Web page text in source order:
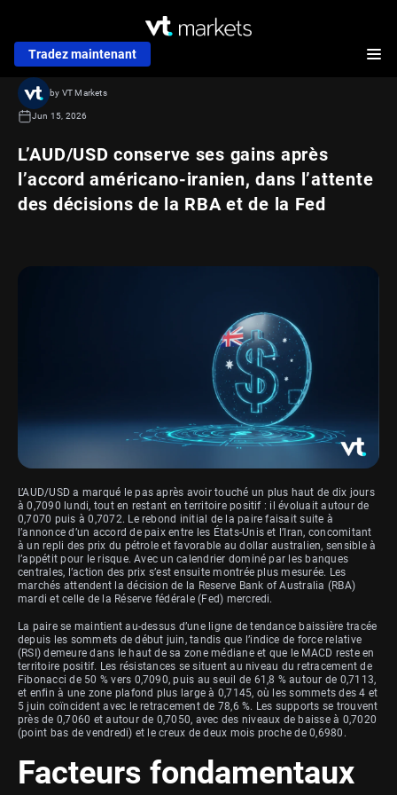
Tradez maintenant
L’AUD/USD conserve ses gains après
l’accord américano-iranien, dans l’attente
des décisions de la RBA et de la Fed
by VT Markets
Jun 15, 2026
L’AUD/USD a marqué le pas après avoir touché un plus haut de dix jours
à 0,7090 lundi, tout en restant en territoire positif : il évoluait autour de
0,7070 puis à 0,7072. Le rebond initial de la paire faisait suite à
l’annonce d’un accord de paix entre les États-Unis et l’Iran, concomitant
à un repli des prix du pétrole et favorable au dollar australien, sensible à
l’appétit pour le risque. Avec un calendrier dominé par les banques
centrales, l’action des prix s’est ensuite montrée plus mesurée. Les
marchés attendent la décision de la Reserve Bank of Australia (RBA)
mardi et celle de la Réserve fédérale (Fed) mercredi.
La paire se maintient au-dessus d’une ligne de tendance baissière tracée
depuis les sommets de début juin, tandis que l’indice de force relative
(RSI) demeure dans le haut de sa zone médiane et que le MACD reste en
territoire positif. Les résistances se situent au niveau du retracement de
Fibonacci de 50 % vers 0,7090, puis au seuil de 61,8 % autour de 0,7113,
et enfin à une zone plafond plus large à 0,7145, où les sommets des 4 et
5 juin coïncident avec le retracement de 78,6 %. Les supports se trouvent
près de 0,7060 et autour de 0,7050, avec des niveaux de baisse à 0,7020
(point bas de vendredi) et le creux de deux mois proche de 0,6980.
Facteurs fondamentaux